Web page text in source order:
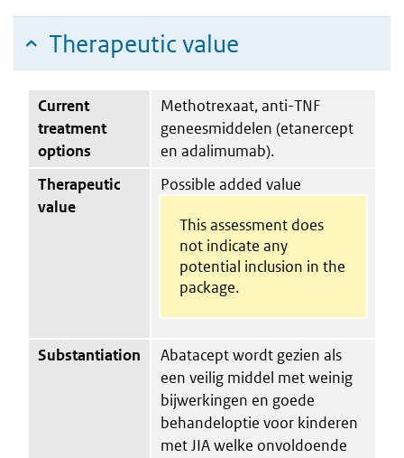
Therapeutic value
Current
treatment
options
Methotrexaat, anti-TNF
geneesmiddelen (etanercept
en adalimumab).
Therapeutic
value
Possible added value
This assessment does
not indicate any
potential inclusion in the
package.
Substantiation
Abatacept wordt gezien als
een veilig middel met weinig
bijwerkingen en goede
behandeloptie voor kinderen
met JIA welke onvoldoende